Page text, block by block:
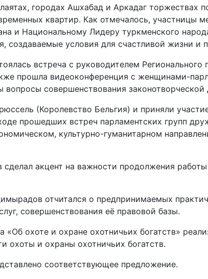
городах Ашхабад и Аркадаг
квартир. Как отмечалось,
и Национальному Лидеру туркменского
условия для счастливой жизни и
встреча с руководителем Регионального
прошла видеоконференция с женщинами-
совершенствования законотворческой
(Королевство Бельгия) и приняли
прошедших встреч парламентских групп
культурно-гуманитарном
акцент на важности продолжения работы
отчитался о предпринимаемых
совершенствования её правовой базы.
охоте и охране охотничьих богатств»
охоты и охраны охотничьих богатств.
соответствующее предложение.